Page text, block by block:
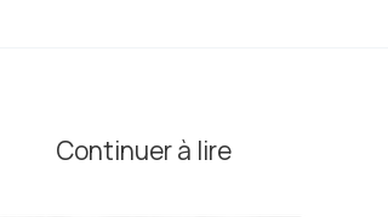
Continuer à lire